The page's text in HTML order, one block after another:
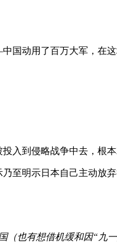
动用了百万大军，在
入到侵略战争中去，根本
至明示日本自己主动放弃
（也有想借机缓和因“九